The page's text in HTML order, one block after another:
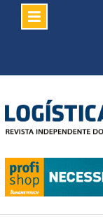
content